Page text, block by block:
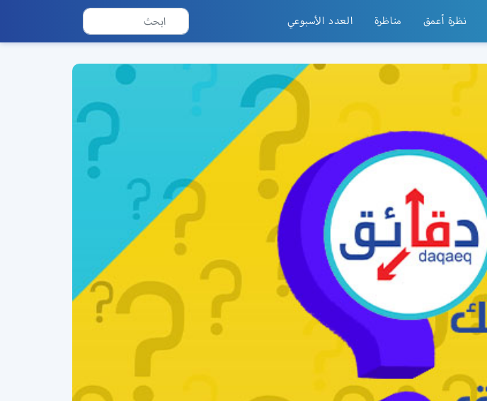
نظرة أعمق مناظرة العدد الأسبوعي